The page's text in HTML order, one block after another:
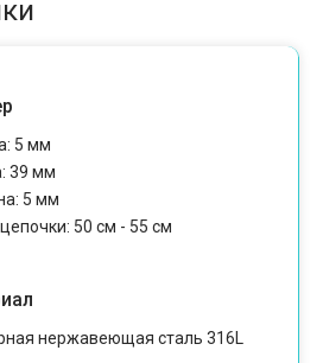
5 мм
39 мм
5 мм
50 см - 55 см
нержавеющая сталь 316L